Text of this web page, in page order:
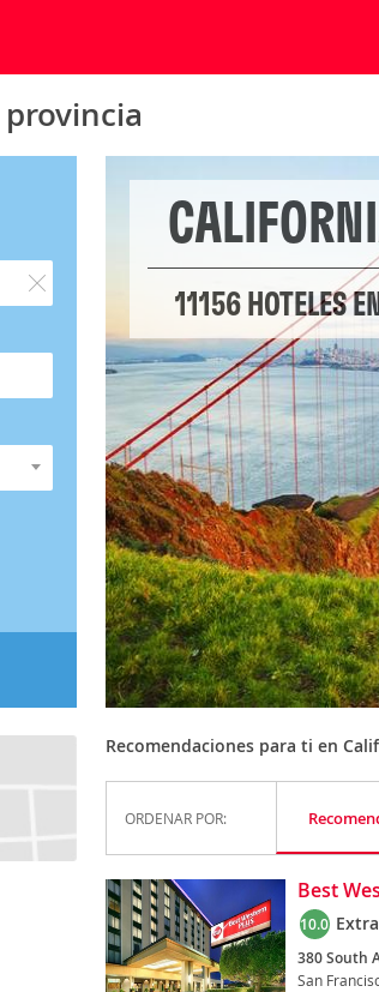
11156 HOTELES
Recomendaciones para ti en
ORDENAR POR:
Best
10.0
380 South
San